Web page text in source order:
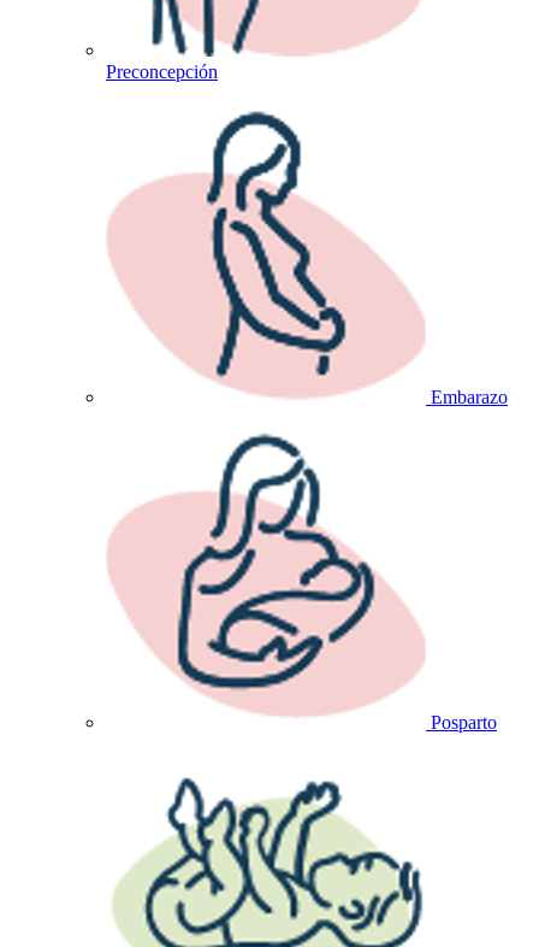
Preconcepción
Embarazo
Posparto